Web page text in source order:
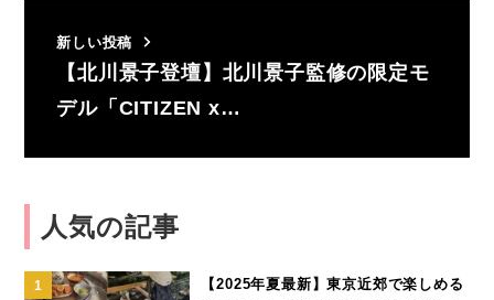
新しい投稿
【北川景子登壇】北川景子監修の限定モ
デル「CITIZEN x…
人気の記事
【2025年夏最新】東京近郊で楽しめる